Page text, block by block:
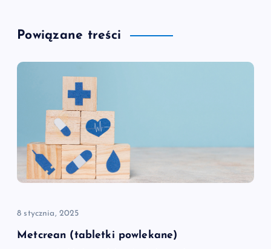
g
a
a
w
p
Powiązane treści
8 stycznia, 2025
Metcrean (tabletki powlekane)